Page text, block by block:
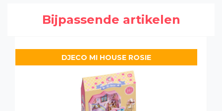
Bijpassende artikelen
DJECO MI HOUSE ROSIE